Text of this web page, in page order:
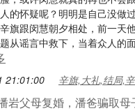
的怀疑呢？明明是自己没做
旗跟闵慧朝夕相处，前一天
从谣言中救下，当着众人的
21:01:00 辛旗,大礼,结局,